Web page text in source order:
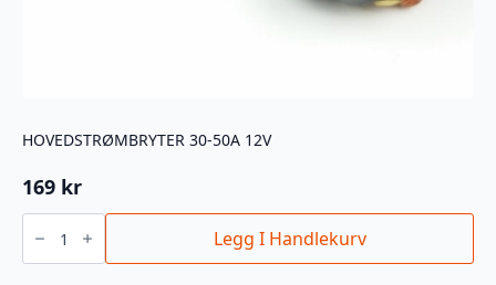
HOVEDSTRØMBRYTER 30-50A 12V
169 kr
HOVEDSTRØMBRYTER
30-
12V
Legg I Handlekurv